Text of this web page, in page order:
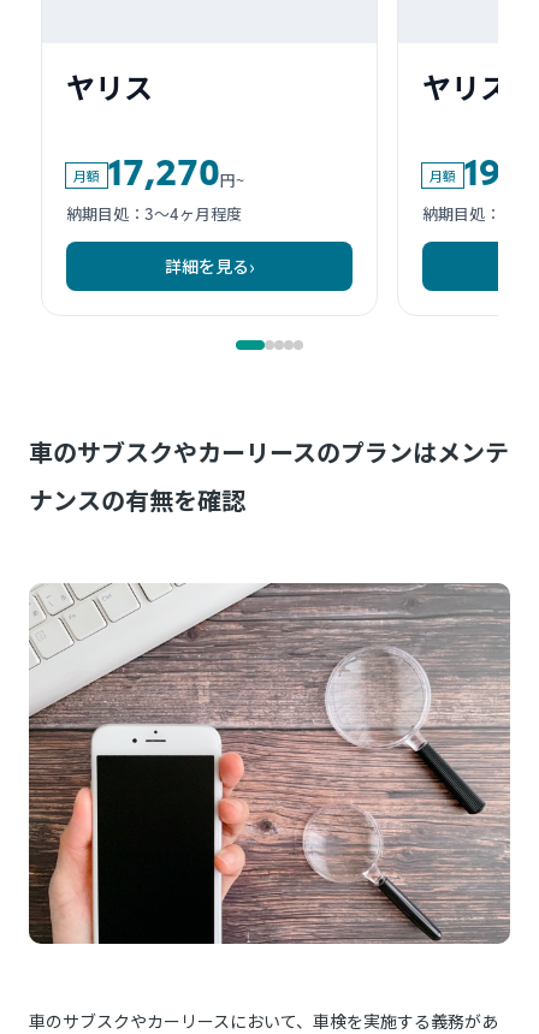
車のサブスクやカーリースのプランはメンテ
ナンスの有無を確認
車のサブスクやカーリースにおいて、車検を実施する義務があ